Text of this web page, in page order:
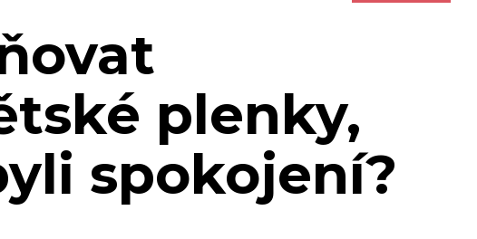
plenky,
spokojení?